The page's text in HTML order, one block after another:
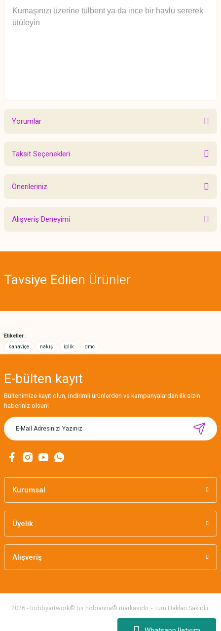
Kumaşınızı üzerine tülbent ya da ince bir havlu sererek
ütüleyin.
Yorumlar
Taksit Seçenekleri
Önerileriniz
Bu ürünün fiyat bilgisi, resim, ürün açıklamalarında ve diğer konularda
yetersiz gördüğünüz noktaları öneri formunu kullanarak tarafımıza
Ürün açıklamasında eksik bilgiler bulunuyor.
Alışveriş Deneyimi
Tavsiye Edilen Ürünler
MIKNATISLI İĞNE TUTUCU-BAHAR
Etiketler :
kanaviçe
nakış iplik dmc
E-bülten kayıt
Bültenimize kayıt olun, indirimli ürünlerden ve kampanyalardan ilk sizin
haberiniz olsun!
Kurumsal
Üyelik
Alışveriş
2026 - hobbyartwork® bir hobianna® markasıdır. - Tüm Hakları Saklıdır.